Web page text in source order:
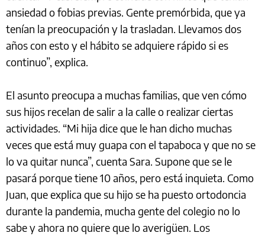
ansiedad o fobias previas. Gente premórbida, que ya
tenían la preocupación y la trasladan. Llevamos dos
años con esto y el hábito se adquiere rápido si es
continuo”, explica.
El asunto preocupa a muchas familias, que ven cómo
sus hijos recelan de salir a la calle o realizar ciertas
actividades. “Mi hija dice que le han dicho muchas
veces que está muy guapa con el tapaboca y que no se
lo va quitar nunca”, cuenta Sara. Supone que se le
pasará porque tiene 10 años, pero está inquieta. Como
Juan, que explica que su hijo se ha puesto ortodoncia
durante la pandemia, mucha gente del colegio no lo
sabe y ahora no quiere que lo averigüen. Los